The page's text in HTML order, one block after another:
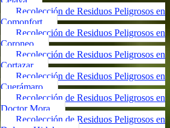
Recolección de Residuos Peligrosos en
Comonfort
Recolección de Residuos Peligrosos en
Coroneo
Recolección de Residuos Peligrosos en
Cortazar
Recolección de Residuos Peligrosos en
Cuerámaro
Recolección de Residuos Peligrosos en
Doctor Mora
Recolección de Residuos Peligrosos en